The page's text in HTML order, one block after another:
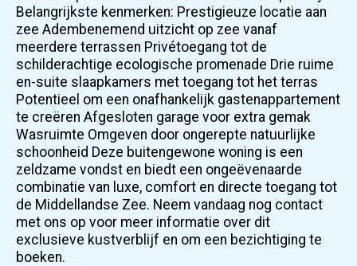
Belangrijkste kenmerken: Prestigieuze locatie aan
zee Adembenemend uitzicht op zee vanaf
meerdere terrassen Privétoegang tot de
schilderachtige ecologische promenade Drie ruime
en-suite slaapkamers met toegang tot het terras
Potentieel om een onafhankelijk gastenappartement
te creëren Afgesloten garage voor extra gemak
Wasruimte Omgeven door ongerepte natuurlijke
schoonheid Deze buitengewone woning is een
zeldzame vondst en biedt een ongeëvenaarde
combinatie van luxe, comfort en directe toegang tot
de Middellandse Zee. Neem vandaag nog contact
met ons op voor meer informatie over dit
exclusieve kustverblijf en om een bezichtiging te
boeken.